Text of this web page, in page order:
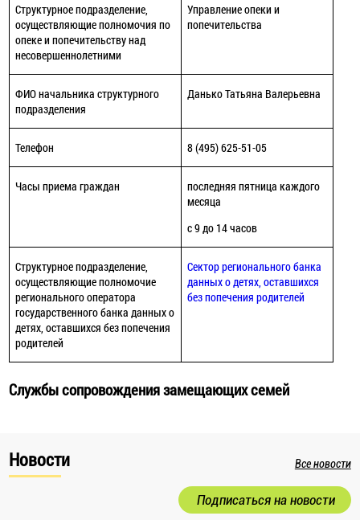
Структурное подразделение,
осуществляющие полномочия по
опеке и попечительству над
несовершеннолетними
Управление опеки и
попечительства
ФИО начальника структурного
подразделения
Данько Татьяна Валерьевна
Телефон 8 (495) 625-51-05
Часы приема граждан
последняя пятница каждого
месяца
с 9 до 14 часов
Структурное подразделение,
осуществляющие полномочие
регионального оператора
государственного банка данных о
детях, оставшихся без попечения
родителей
Сектор регионального банка
данных о детях, оставшихся
без попечения родителей
Службы сопровождения замещающих семей
Новости Все новости
Подписаться на новости